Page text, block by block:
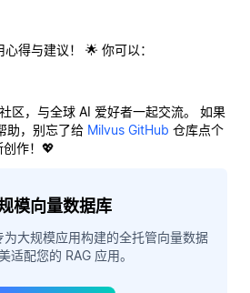
得与建议！ 🌟 你可以：
社区，与全球 AI 爱好者一起交流。 如果
助，别忘了给 Milvus GitHub 仓库点个
创作！💖
模向量数据库
大规模应用构建的全托管向量数据
适配您的 RAG 应用。